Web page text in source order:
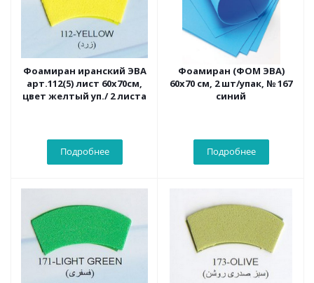
Фоамиран иранский ЭВА
арт.112(5) лист 60х70см,
цвет желтый уп./ 2 листа
Подробнее
Фоамиран (ФОМ ЭВА)
60х70 см, 2 шт/упак, № 167
синий
Подробнее